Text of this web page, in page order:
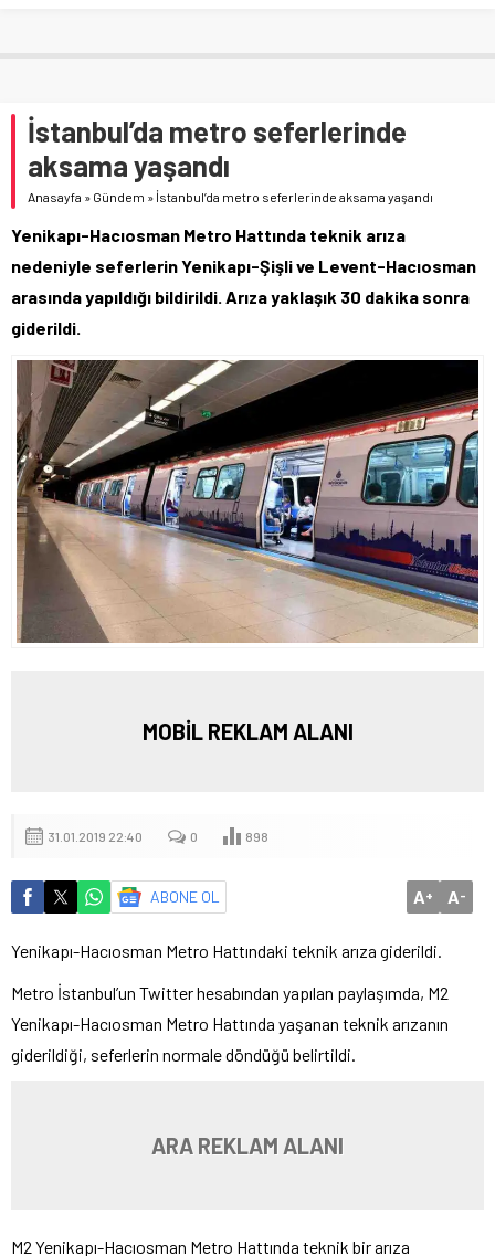
İstanbul’da metro seferlerinde
aksama yaşandı
Anasayfa » Gündem » İstanbul’da metro seferlerinde aksama yaşandı
Yenikapı-Hacıosman Metro Hattında teknik arıza
nedeniyle seferlerin Yenikapı-Şişli ve Levent-Hacıosman
arasında yapıldığı bildirildi. Arıza yaklaşık 30 dakika sonra
giderildi.
MOBİL REKLAM ALANI
31.01.2019 22:40 0 898
ABONE OL A+ A-
Yenikapı-Hacıosman Metro Hattındaki teknik arıza giderildi.
Metro İstanbul’un Twitter hesabından yapılan paylaşımda, M2
Yenikapı-Hacıosman Metro Hattında yaşanan teknik arızanın
giderildiği, seferlerin normale döndüğü belirtildi.
ARA REKLAM ALANI
M2 Yenikapı-Hacıosman Metro Hattında teknik bir arıza